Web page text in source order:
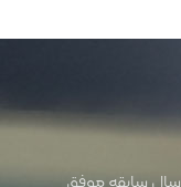
متخصص و جراح چشم (قرنیه) با بیش از 28 سال سابقه موفق